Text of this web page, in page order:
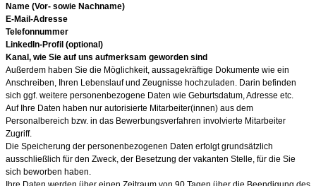
Name (Vor- sowie Nachname)
E-Mail-Adresse
Telefonnummer
LinkedIn-Profil (optional)
Kanal, wie Sie auf uns aufmerksam geworden sind
Außerdem haben Sie die Möglichkeit, aussagekräftige Dokumente wie ein
Anschreiben, Ihren Lebenslauf und Zeugnisse hochzuladen. Darin befinden
sich ggf. weitere personenbezogene Daten wie Geburtsdatum, Adresse etc.
Auf Ihre Daten haben nur autorisierte Mitarbeiter(innen) aus dem
Personalbereich bzw. in das Bewerbungsverfahren involvierte Mitarbeiter
Zugriff.
Die Speicherung der personenbezogenen Daten erfolgt grundsätzlich
ausschließlich für den Zweck, der Besetzung der vakanten Stelle, für die Sie
sich beworben haben.